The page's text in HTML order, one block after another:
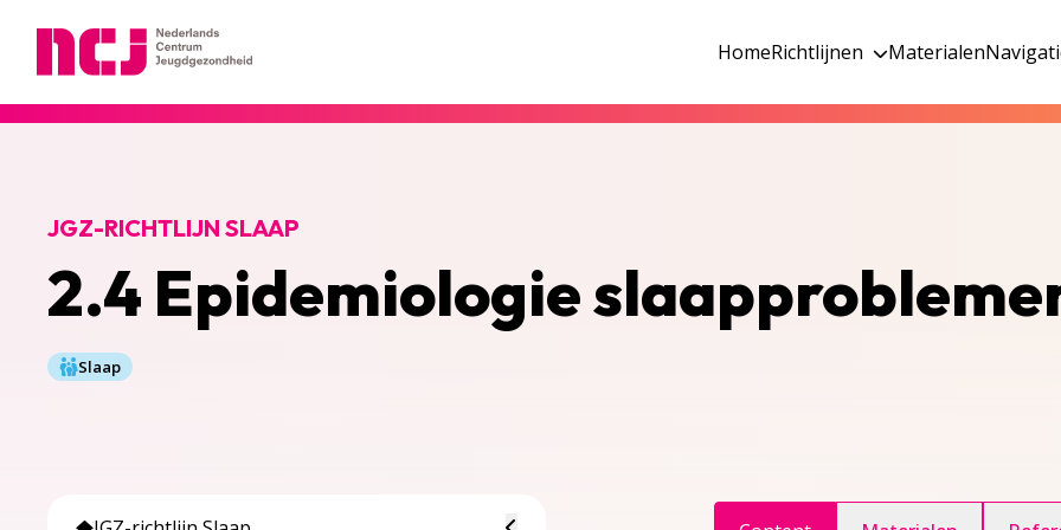
HomeRichtlijnen Materialen
2.4 Epidemiologie
JGZ-RICHTLIJN SLAAP
Slaap